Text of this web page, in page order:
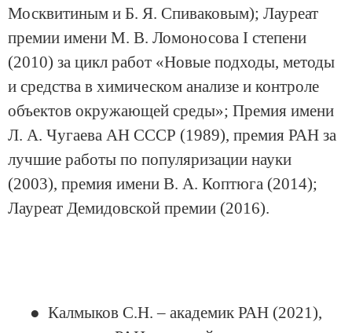
Москвитиным и Б. Я. Спиваковым); Лауреат
премии имени М. В. Ломоносова I степени
(2010) за цикл работ «Новые подходы, методы
и средства в химическом анализе и контроле
объектов окружающей среды»; Премия имени
Л. А. Чугаева АН СССР (1989), премия РАН за
лучшие работы по популяризации науки
(2003), премия имени В. А. Коптюга (2014);
Лауреат Демидовской премии (2016).
● Калмыков С.Н. – академик РАН (2021),